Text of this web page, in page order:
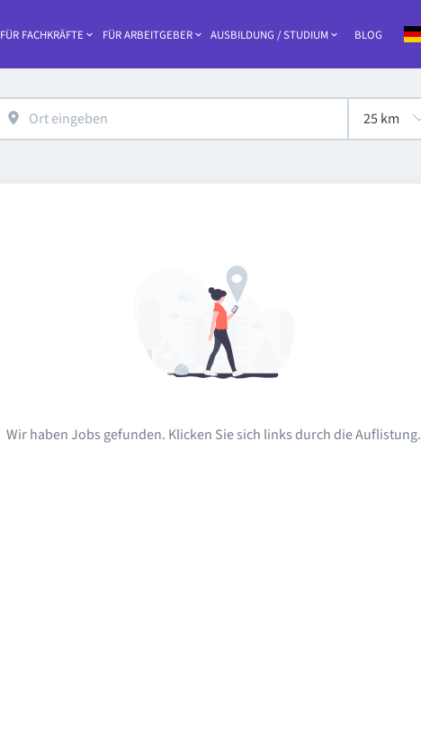
Haupt-Navigation
FÜR FACHKRÄFTE FÜR ARBEITGEBER AUSBILDUNG / STUDIUM BLOG
Wir haben Jobs gefunden. Klicken Sie sich links durch die Auflistung.